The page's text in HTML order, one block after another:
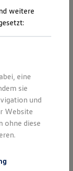
Emblem
an Ihrem SUV
gern bei Ihrem
weitere
eine
sie
und
Website
ohne diese